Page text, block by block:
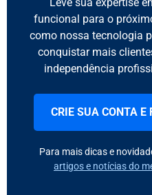
funcional para o
como nossa tecnologia
conquistar mais
independência
CRIE SUA CONTA E
Para mais dicas e
artigos e notícias do